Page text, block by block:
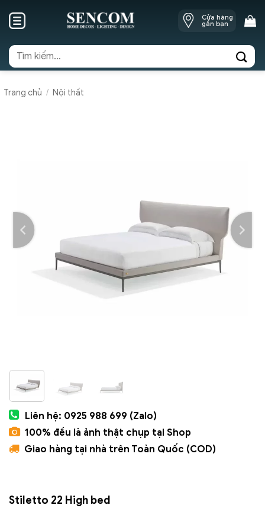
Cửa hàng
gần bạn
Tìm
kiếm:
Trang chủ / Nội thất
Liên hệ: 0925 988 699 (Zalo)
100% đều là ảnh thật chụp tại Shop
Giao hàng tại nhà trên Toàn Quốc (COD)
Stiletto 22 High bed